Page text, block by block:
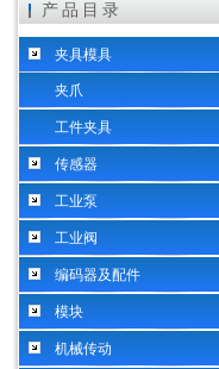
希而科工业控制设备（上海）有限
产品目录
夹具模具
夹爪
工件夹具
传感器
工业泵
工业阀
编码器及配件
模块
机械传动